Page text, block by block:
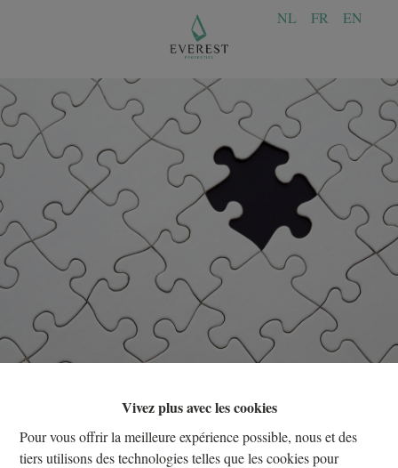
Vivez plus avec les cookies
Pour vous offrir la meilleure expérience possible, nous et des
tiers utilisons des technologies telles que les cookies pour
NL FR EN
Oups, cette page n'existe plus